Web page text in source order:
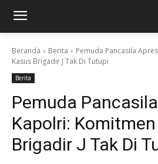
Beranda Berita
Pemuda Pancasila
Kasus Brigadir J Tak Di Tutupi
Berita
Pemuda
Kapolri:
Brigadir J Tak Di